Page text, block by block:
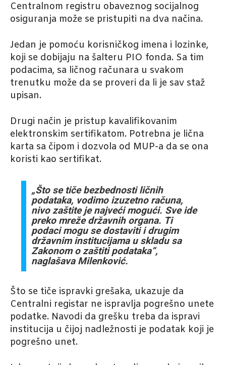
Centralnom registru obaveznog socijalnog
osiguranja može se pristupiti na dva načina.
Jedan je pomoću korisničkog imena i lozinke,
koji se dobijaju na šalteru PIO fonda. Sa tim
podacima, sa ličnog računara u svakom
trenutku može da se proveri da li je sav staž
upisan.
Drugi način je pristup kavalifikovanim
elektronskim sertifikatom. Potrebna je lična
karta sa čipom i dozvola od MUP-a da se ona
koristi kao sertifikat.
„Što se tiče bezbednosti ličnih
podataka, vodimo izuzetno računa,
nivo zaštite je najveći mogući. Sve ide
preko mreže državnih organa. Ti
podaci mogu se dostaviti i drugim
državnim institucijama u skladu sa
Zakonom o zaštiti podataka“,
naglašava Milenković.
Što se tiče ispravki grešaka, ukazuje da
Centralni registar ne ispravlja pogrešno unete
podatke. Navodi da grešku treba da ispravi
institucija u čijoj nadležnosti je podatak koji je
pogrešno unet.